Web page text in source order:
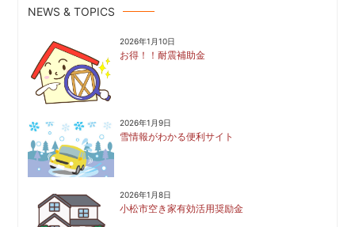
NEWS & TOPICS
2026年1月10日
お得！！耐震補助金
2026年1月9日
雪情報がわかる便利サイト
2026年1月8日
小松市空き家有効活用奨励金